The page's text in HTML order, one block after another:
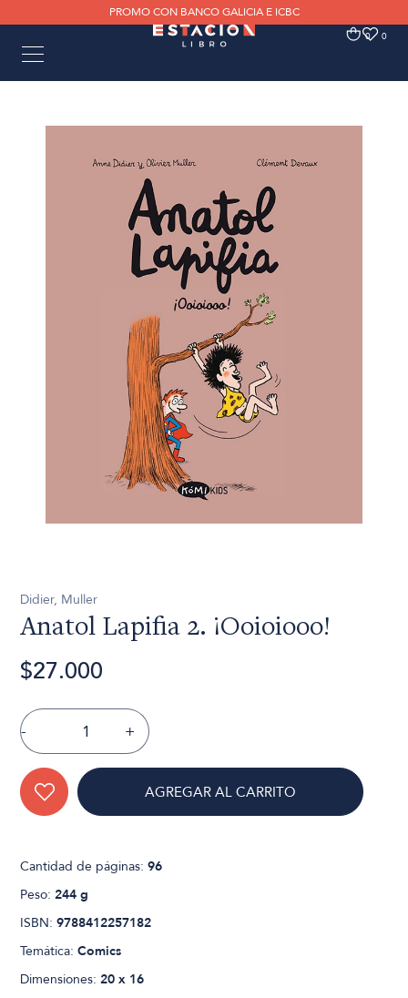
PROMO CON BANCO GALICIA E ICBC
0 0
Didier, Muller
Anatol Lapifia 2. ¡Ooioiooo!
$27.000
- +
AGREGAR AL CARRITO
Cantidad de páginas:96
Peso:244 g
ISBN:9788412257182
Temática:Comics
Dimensiones:20 x 16